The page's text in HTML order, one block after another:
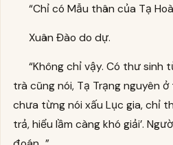
“Chỉ có Mẫu thân của Tạ
Xuân Đào do dự.
“Không chỉ vậy. Có thư sinh
trà cũng nói, Tạ Trạng nguyên
chưa từng nói xấu Lục gia, chỉ
trả, hiểu lầm càng khó giải’.